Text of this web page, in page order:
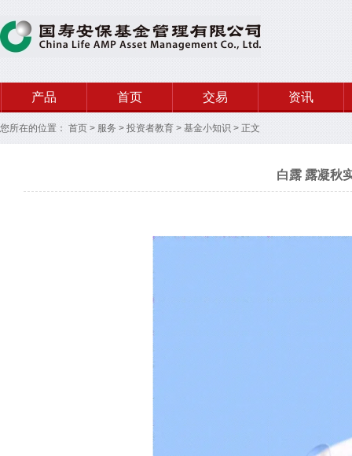
产品 首页 交易 资讯
您所在的位置： 首页 > 服务 > 投资者教育 > 基金小知识 > 正文
白露 露凝秋